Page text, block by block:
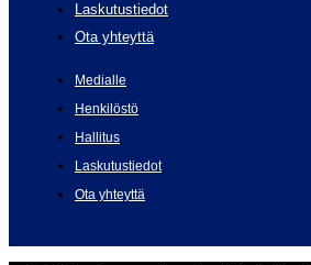
Laskutustiedot
Ota yhteyttä
Medialle
Henkilöstö
Hallitus
Laskutustiedot
Ota yhteyttä